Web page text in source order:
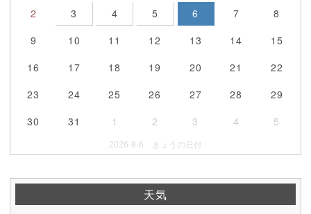
2
3 4 5 6 7
8
9
10 11 12 13 14
15
16
17 18 19 20 21
22
23
24 25 26 27 28
29
30
31 1 2 3 4 5
2026-8-6 きょうの日付
天気